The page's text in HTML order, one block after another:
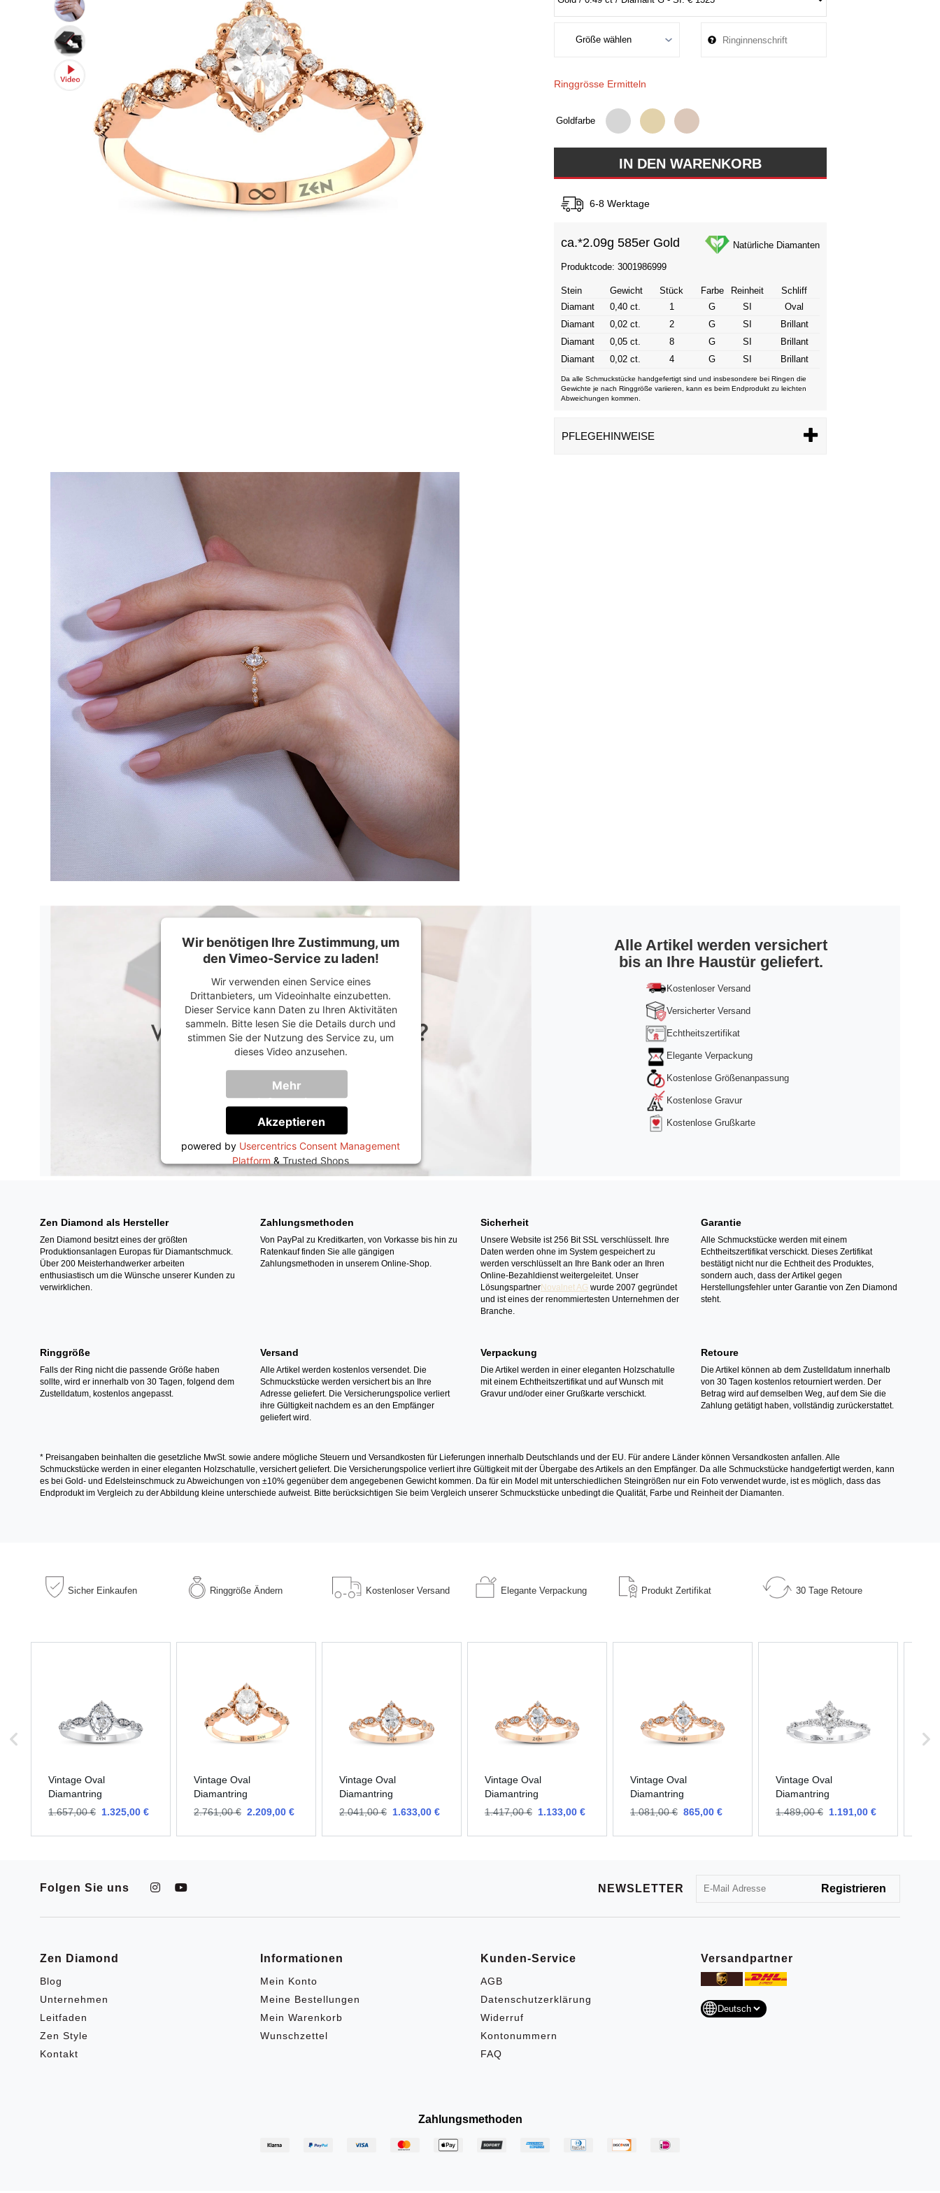
Ringgrösse Ermitteln
Goldfarbe
6-8 Werktage
ca.*2.09g 585er Gold Natürliche Diamanten
Produktcode: 3001986999
Stein Gewicht Stück Farbe Reinheit
Schliff
Diamant
0,40 ct. 1 G SI
Oval
Diamant
0,02 ct. 2 G SI
Brillant
Diamant
0,05 ct. 8 G SI
Brillant
Diamant
0,02 ct. 4 G SI Brillant
Da alle Schmuckstücke handgefertigt sind und insbesondere bei Ringen die
Gewichte je nach Ringgröße variieren, kann es beim Endprodukt zu leichten
Abweichungen kommen.
PFLEGEHINWEISE
Wir benötigen Ihre Zustimmung, um
den Vimeo-Service zu laden!
Wir verwenden einen Service eines
Drittanbieters, um Videoinhalte einzubetten.
Dieser Service kann Daten zu Ihren Aktivitäten
sammeln. Bitte lesen Sie die Details durch und
stimmen Sie der Nutzung des Service zu, um
dieses Video anzusehen.
Mehr
Informationen
Akzeptieren
powered by Usercentrics Consent Management
Platform&Trusted Shops
Alle Artikel werden versichert
bis an Ihre Haustür geliefert.
Kostenloser Versand
Versicherter Versand
Echtheitszertifikat
Elegante Verpackung
Kostenlose Größenanpassung
Kostenlose Gravur
Kostenlose Grußkarte
Zen Diamond als Hersteller
Zen Diamond besitzt eines der größten
Produktionsanlagen Europas für Diamantschmuck.
Über 200 Meisterhandwerker arbeiten
enthusiastisch um die Wünsche unserer Kunden zu
verwirklichen.
Zahlungsmethoden
Von PayPal zu Kreditkarten, von Vorkasse bis hin zu
Ratenkauf finden Sie alle gängigen
Zahlungsmethoden in unserem Online-Shop.
Sicherheit
Unsere Website ist 256 Bit SSL verschlüsselt. Ihre
Daten werden ohne im System gespeichert zu
werden verschlüsselt an Ihre Bank oder an Ihren
Online-Bezahldienst weitergeleitet. Unser
LösungspartnerNovalnet AG wurde 2007 gegründet
und ist eines der renommiertesten Unternehmen der
Branche.
Garantie
Alle Schmuckstücke werden mit einem
Echtheitszertifikat verschickt. Dieses Zertifikat
bestätigt nicht nur die Echtheit des Produktes,
sondern auch, dass der Artikel gegen
Herstellungsfehler unter Garantie von Zen Diamond
steht.
Ringgröße
Falls der Ring nicht die passende Größe haben
sollte, wird er innerhalb von 30 Tagen, folgend dem
Zustelldatum, kostenlos angepasst.
Versand
Alle Artikel werden kostenlos versendet. Die
Schmuckstücke werden versichert bis an Ihre
Adresse geliefert. Die Versicherungspolice verliert
ihre Gültigkeit nachdem es an den Empfänger
geliefert wird.
Verpackung
Die Artikel werden in einer eleganten Holzschatulle
mit einem Echtheitszertifikat und auf Wunsch mit
Gravur und/oder einer Grußkarte verschickt.
Retoure
Die Artikel können ab dem Zustelldatum innerhalb
von 30 Tagen kostenlos retourniert werden. Der
Betrag wird auf demselben Weg, auf dem Sie die
Zahlung getätigt haben, vollständig zurückerstattet.
* Preisangaben beinhalten die gesetzliche MwSt. sowie andere mögliche Steuern und Versandkosten für Lieferungen innerhalb Deutschlands und der EU. Für andere Länder können Versandkosten anfallen. Alle
Schmuckstücke werden in einer eleganten Holzschatulle, versichert geliefert. Die Versicherungspolice verliert ihre Gültigkeit mit der Übergabe des Artikels an den Empfänger. Da alle Schmuckstücke handgefertigt werden, kann
es bei Gold- und Edelsteinschmuck zu Abweichungen von ±10% gegenüber dem angegebenen Gewicht kommen. Da für ein Model mit unterschiedlichen Steingrößen nur ein Foto verwendet wurde, ist es möglich, dass das
Endprodukt im Vergleich zu der Abbildung kleine unterschiede aufweist. Bitte berücksichtigen Sie beim Vergleich unserer Schmuckstücke unbedingt die Qualität, Farbe und Reinheit der Diamanten.
Sicher Einkaufen RinggrößeÄndern Kostenloser Versand Elegante Verpackung Produkt Zertifikat 30 Tage Retoure
Vintage Oval
Diamantring
1.325,00 €
1.657,00 €
Vintage Oval
Diamantring
2.209,00 €
2.761,00 €
Vintage Oval
Diamantring
1.633,00 €
2.041,00 €
Vintage Oval
Diamantring
1.133,00 €
1.417,00 €
Vintage Oval
Diamantring
865,00 €
1.081,00 €
Vintage Oval
Diamantring
1.191,00 €
1.489,00 €
Folgen Sie uns NEWSLETTER
Zen Diamond
Blog
Unternehmen
Leitfaden
Zen Style
Kontakt
Informationen
Mein Konto
Meine Bestellungen
Mein Warenkorb
Wunschzettel
Kunden-Service
AGB
Datenschutzerklärung
Widerruf
Kontonummern
FAQ
Versandpartner
Zahlungsmethoden